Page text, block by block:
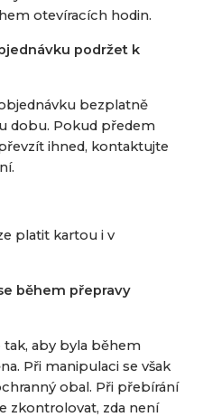
otevíracích hodin.
podržet k
bezplatně
dobu. Pokud předem
ihned, kontaktujte
platit kartou i v
během přepravy
aby byla během
Při manipulaci se však
obal. Při přebírání
zkontrolovat, zda není